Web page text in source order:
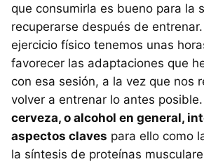
que consumirla es bueno para la
recuperarse después de
ejercicio físico tenemos unas
favorecer las adaptaciones que
con esa sesión, a la vez que nos
volver a entrenar lo antes
cerveza, o alcohol en general,
aspectos claves para ello como
la síntesis de proteínas